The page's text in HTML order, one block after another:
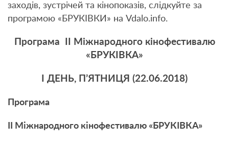
заходів, зустрічей та кінопоказів, слідкуйте за
програмою «БРУКІВКИ» на Vdalo.info.
Програма ІІ Міжнародного кінофестивалю
«БРУКІВКА»
І ДЕНЬ, П’ЯТНИЦЯ (22.06.2018)
Програма
ІІ Міжнародного кінофестивалю «БРУКІВКА»